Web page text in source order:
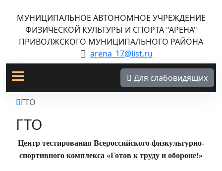
МУНИЦИПАЛЬНОЕ АВТОНОМНОЕ УЧРЕЖДЕНИЕ
ФИЗИЧЕСКОЙ КУЛЬТУРЫ И СПОРТА "АРЕНА"
ПРИВОЛЖСКОГО МУНИЦИПАЛЬНОГО РАЙОНА
arena_17@list.ru
Для слабовидящих
ГТО
ГТО
Центр тестирования Всероссийского физкультурно-
спортивного комплекса «Готов к труду и обороне!»